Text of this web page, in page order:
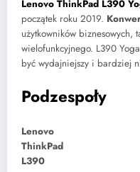
Lenovo ThinkPad L390
początek roku 2019.
użytkowników biznesowych,
wielofunkcyjnego. L390
być wydajniejszy i bardziej
Podzespoły
Lenovo
ThinkPad
L390